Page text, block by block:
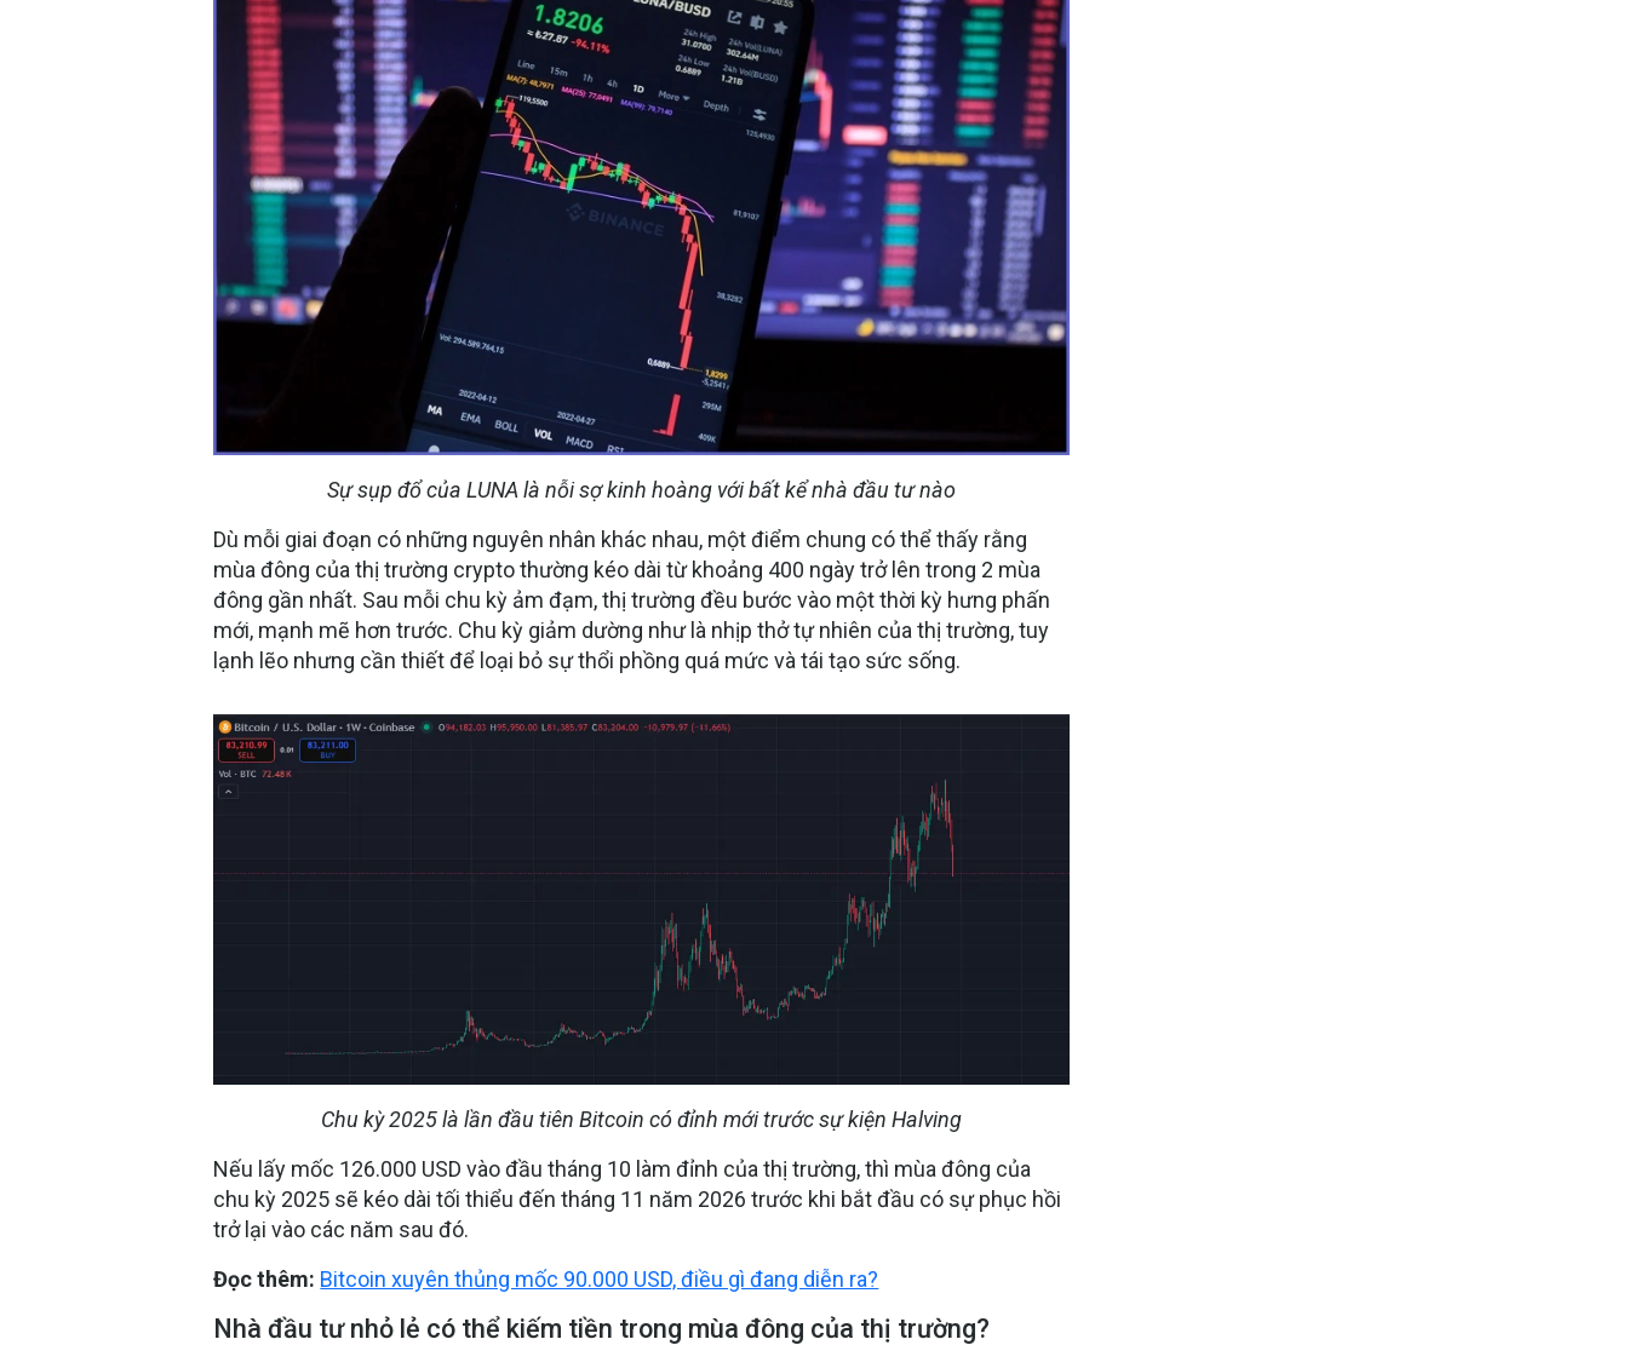
Sự sụp đổ của LUNA là nỗi sợ kinh hoàng với bất kể nhà đầu tư nào
Dù mỗi giai đoạn có những nguyên nhân khác nhau, một điểm chung có thể thấy rằng
mùa đông của thị trường crypto thường kéo dài từ khoảng 400 ngày trở lên trong 2 mùa
đông gần nhất. Sau mỗi chu kỳ ảm đạm, thị trường đều bước vào một thời kỳ hưng phấn
mới, mạnh mẽ hơn trước. Chu kỳ giảm dường như là nhịp thở tự nhiên của thị trường, tuy
lạnh lẽo nhưng cần thiết để loại bỏ sự thổi phồng quá mức và tái tạo sức sống.
Chu kỳ 2025 là lần đầu tiên Bitcoin có đỉnh mới trước sự kiện Halving
Nếu lấy mốc 126.000 USD vào đầu tháng 10 làm đỉnh của thị trường, thì mùa đông của
chu kỳ 2025 sẽ kéo dài tối thiểu đến tháng 11 năm 2026 trước khi bắt đầu có sự phục hồi
trở lại vào các năm sau đó.
Đọc thêm: Bitcoin xuyên thủng mốc 90.000 USD, điều gì đang diễn ra?
Nhà đầu tư nhỏ lẻ có thể kiếm tiền trong mùa đông của thị trường?